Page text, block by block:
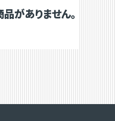
がありません。